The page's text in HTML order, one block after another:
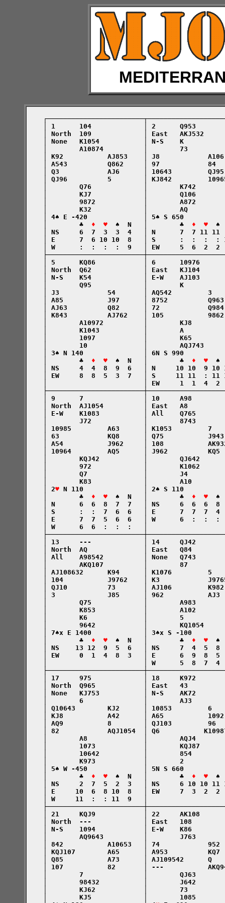
│ 1      104             │ 2      Q953
│ North  109             │ East   AKJ532
│ None   K1054           │ N-S    K
│        A10874          │        73
│ K92           AJ853    │ J8
│ A543          Q862     │ 97            84
│ Q3            AJ6      │ 10643
│ QJ96          5        │ KJ842
│        Q76             │        K742
│        KJ7             │        Q106
│        9872            │        A872
│        K32             │        AQ
│ 4♠ E -420              │ 5♠ S 650
    │        ♣
♦  ♥
  ♠  N   │        ♣
♦  ♥
♠
│ NS     6  7  3  3  4   │ N      7  7 11
│ E      7  6 10 10  8   │ S      :  :  :
│ W      :  :  :  :  9   │ EW     5  6  2
│ 5      KQ86            │ 6      10976
│ North  Q62             │ East   KJ104
│ N-S    K54             │ E-W    AJ103
│        Q95             │        K
│ J3            54       │ AQ542         3
│ A85           J97      │ 8752
│ AJ63          Q82      │ 72
│ K843          AJ762    │ 105
│        A10972          │        KJ8
│        K1043           │        A
│        1097            │        K65
│        10              │        AQJ743
│ 3♠ N 140               │ 6N S 990
    │        ♣
♦  ♥
  ♠  N   │        ♣
♦  ♥
♠
│ NS     4  4  8  9  6   │ N     10 10  9
│ EW     8  8  5  3  7   │ S     11 11  :
│                        │ EW     1  1  4
│ 9      7               │ 10     A98
│ North  AJ1054          │ East   A8
│ E-W    K1083           │ All    Q765
│        J72             │        8743
│ 10985         A63      │ K1053         7
│ 63            KQ8      │ Q75
│ A54           J962     │ 108
│ 10964         AQ5      │ J962
│        KQJ42           │        QJ642
│        972             │        K1062
│        Q7              │        J4
│        K83             │        A10
    │ 2
♥ N 110               │ 2♠ S 110
    │        ♣
♦  ♥
  ♠  N   │        ♣
♦  ♥
♠
│ N      6  6  8  7  7   │ NS     6  6  6
│ S      :  :  7  6  6   │ E      7  7  7
│ E      7  7  5  6  6   │ W      6  :  :
│ W      6  6  :  :  :   │
│ 13     ---             │ 14     QJ42
│ North  AQ              │ East   Q84
│ All    A98542          │ None   Q743
│        AKQ107          │        87
│ AJ108632      K94      │ K1076         5
│ 104           J9762    │ K3
│ QJ10          73       │ AJ106
│ 3             J85      │ 962
│        Q75             │        A983
│        K853            │        A102
│        K6              │        5
│        9642            │        KQ1054
│ 7♠x E 1400             │ 3♠x S -100
    │        ♣
♦  ♥
  ♠  N   │        ♣
♦  ♥
♠
│ NS    13 12  9  5  6   │ NS     7  4  5
│ EW     0  1  4  8  3   │ E      6  9  8
│                        │ W      5  8  7
│ 17     975             │ 18     K972
│ North  Q965            │ East   43
│ None   KJ753           │ N-S    AK72
│        6               │        AJ3
│ Q10643        KJ2      │ 10853         6
│ KJ8           A42      │ A65
│ AQ9           8        │ QJ103         96
│ 82            AQJ1054  │ Q6
│        A8              │        AQJ4
│        1073            │        KQJ87
│        10642           │        854
│        K973            │        2
│ 5♠ W -450              │ 5N S 660
    │        ♣
♦  ♥
  ♠  N   │        ♣
♦  ♥
♠
│ NS     2  7  5  2  3   │ NS     6 10 10
│ E     10  6  8 10  8   │ EW     7  3  2
│ W     11  :  : 11  9   │
│ 21     KQJ9            │ 22     AK108
│ North  ---             │ East   108
│ N-S    1094            │ E-W    K86
│        AQ9643          │        J763
│ 842           A10653   │ 74
│ KQJ107        A65      │ A953
│ Q85           A73      │ AJ109542      Q
│ 107           82       │ ---
│        7               │        QJ63
│        98432           │        J642
│        KJ62            │        73
│        KJ5             │        1085